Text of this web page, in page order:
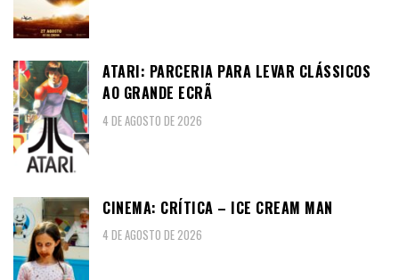
ATARI: PARCERIA PARA LEVAR CLÁSSICOS
AO GRANDE ECRÃ
4 DE AGOSTO DE 2026
CINEMA: CRÍTICA – ICE CREAM MAN
4 DE AGOSTO DE 2026